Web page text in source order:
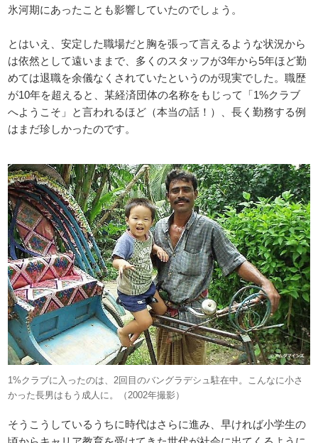
氷河期にあったことも影響していたのでしょう。
とはいえ、安定した職場だと胸を張って言えるような状況から
は依然として遠いままで、多くのスタッフが3年から5年ほど勤
めては退職を余儀なくされていたというのが現実でした。職歴
が10年を超えると、某経済団体の名称をもじって「1%クラブ
へようこそ」と言われるほど（本当の話！）、長く勤務する例
はまだ珍しかったのです。
1%クラブに入ったのは、2回目のバングラデシュ駐在中。こんなに小さ
かった長男はもう成人に。（2002年撮影）
そうこうしているうちに時代はさらに進み、早ければ小学生の